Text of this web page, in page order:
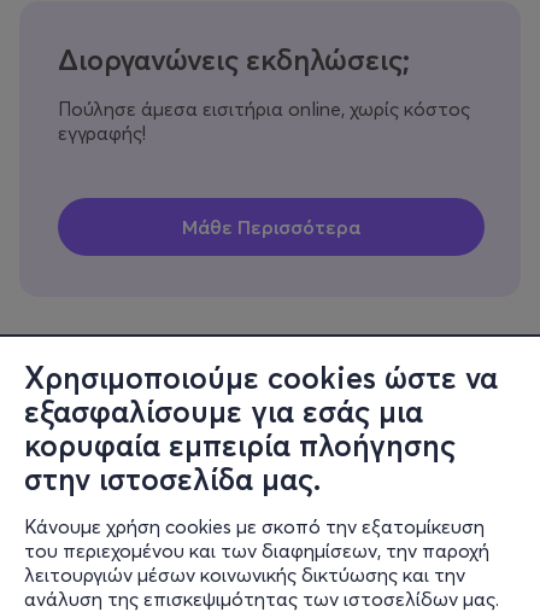
Χρησιμοποιούμε cookies ώστε να
εξασφαλίσουμε για εσάς μια
κορυφαία εμπειρία πλοήγησης
στην ιστοσελίδα μας.
Κάνουμε χρήση cookies με σκοπό την εξατομίκευση
του περιεχομένου και των διαφημίσεων, την παροχή
λειτουργιών μέσων κοινωνικής δικτύωσης και την
ανάλυση της επισκεψιμότητας των ιστοσελίδων μας.
Διοργανώνεις εκδηλώσεις;
Πούλησε άμεσα εισιτήρια online, χωρίς κόστος
εγγραφής!
Πληροφορίες
Υποστήριξη
Stay Connected